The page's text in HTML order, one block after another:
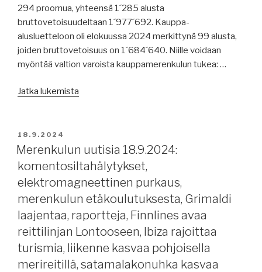
294 proomua, yhteensä 1´285 alusta
bruttovetoisuudeltaan 1´977´692. Kauppa-
alusluetteloon oli elokuussa 2024 merkittynä 99 alusta,
joiden bruttovetoisuus on 1´684´640. Niille voidaan
myöntää valtion varoista kauppamerenkulun tukea: …
Jatka lukemista
kauppalaivasto,
merenkulun
johtamisselvitys,
suljetut
tilat,
iso
lipunvaihto,
USA:n
satamalakko
JULKAISTU
18.9.2024
Merenkulun uutisia 18.9.2024:
komentosiltahälytykset,
elektromagneettinen purkaus,
merenkulun etäkoulutuksesta, Grimaldi
laajentaa, raportteja, Finnlines avaa
reittilinjan Lontooseen, Ibiza rajoittaa
turismia, liikenne kasvaa pohjoisella
merireitillä, satamalakonuhka kasvaa